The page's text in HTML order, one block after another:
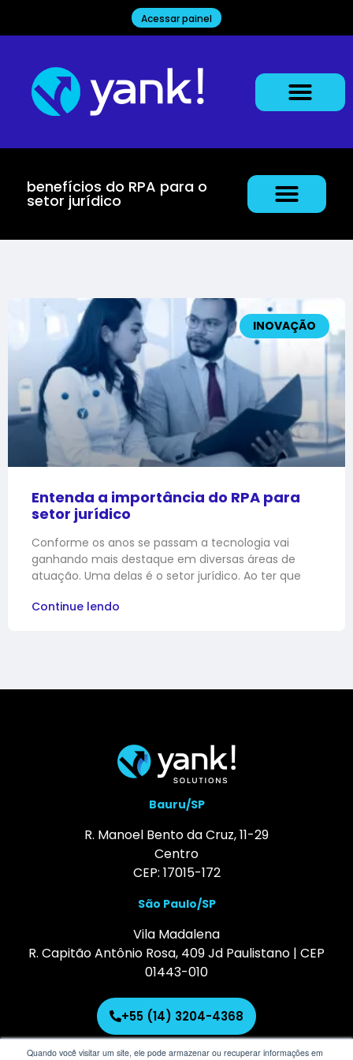
Quando você visitar um site, ele pode armazenar ou recuperar informações em
Acessar painel
benefícios do RPA para o
setor jurídico
INOVAÇÃO
Entenda a importância do RPA para
setor jurídico
Conforme os anos se passam a tecnologia vai
ganhando mais destaque em diversas áreas de
atuação. Uma delas é o setor jurídico. Ao ter que
Continue lendo
Bauru/SP
R. Manoel Bento da Cruz, 11-29
Centro
CEP: 17015-172
São Paulo/SP
Vila Madalena
R. Capitão Antônio Rosa, 409 Jd Paulistano | CEP
01443-010
+55 (14) 3204-4368